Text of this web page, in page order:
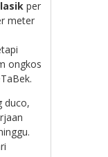
per
meter
ongkos
duco,